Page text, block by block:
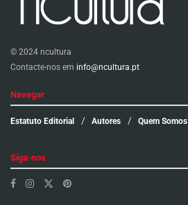
© 2024 ncultura
Contacte-nos em info@ncultura.pt
Navegar
Estatuto Editorial Autores Quem Somos
Siga-nos